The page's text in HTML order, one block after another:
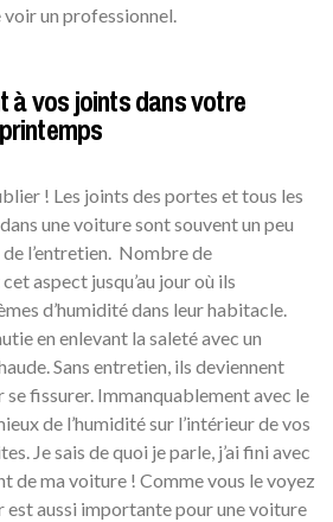
voir un professionnel.
à vos joints dans votre
! Les joints des portes et tous les
une voiture sont souvent un peu
de l’entretien. Nombre de
aspect jusqu’au jour où ils
d’humidité dans leur habitacle.
en enlevant la saleté avec un
Sans entretien, ils deviennent
fissurer. Immanquablement avec le
de l’humidité sur l’intérieur de vos
Je sais de quoi je parle, j’ai fini avec
de ma voiture ! Comme vous le voyez
est aussi importante pour une voiture